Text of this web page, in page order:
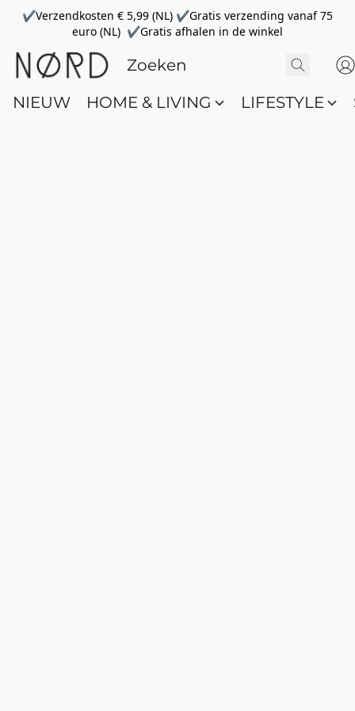
✔Verzendkosten € 5,99 (NL) ✔Gratis verzending vanaf 75
euro (NL) ✔Gratis afhalen in de winkel
NIEUW HOME & LIVING LIFESTYLE